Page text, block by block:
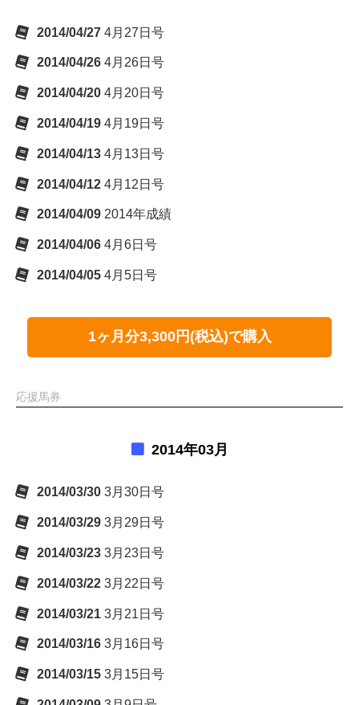
2014/04/27 4月27日号
2014/04/26 4月26日号
2014/04/20 4月20日号
2014/04/19 4月19日号
2014/04/13 4月13日号
2014/04/12 4月12日号
2014/04/09 2014年成績
2014/04/06 4月6日号
2014/04/05 4月5日号
1ヶ月分3,300円(税込)で購入
応援馬券
2014年03月
2014/03/30 3月30日号
2014/03/29 3月29日号
2014/03/23 3月23日号
2014/03/22 3月22日号
2014/03/21 3月21日号
2014/03/16 3月16日号
2014/03/15 3月15日号